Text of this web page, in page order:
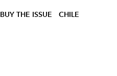
BUY THE ISSUE CHILE